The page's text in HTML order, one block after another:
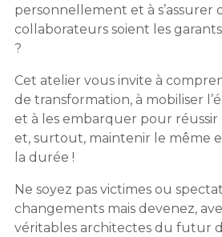
personnellement et à s’assurer
collaborateurs soient les
?
Cet atelier vous invite à
de transformation, à mobiliser
et à les embarquer pour
et, surtout, maintenir le même
la durée !
Ne soyez pas victimes ou
changements mais devenez,
véritables architectes du futur